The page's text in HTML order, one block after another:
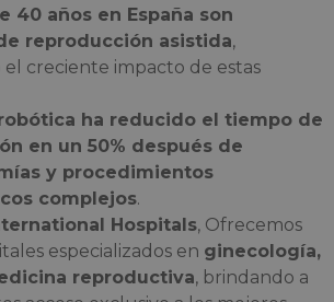
40 años en España son
reproducción asistida,
el creciente impacto de estas
ha reducido el tiempo de
en un 50% después de
y procedimientos
complejos.
Hospitals, Ofrecemos
especializados en ginecología,
reproductiva, brindando a